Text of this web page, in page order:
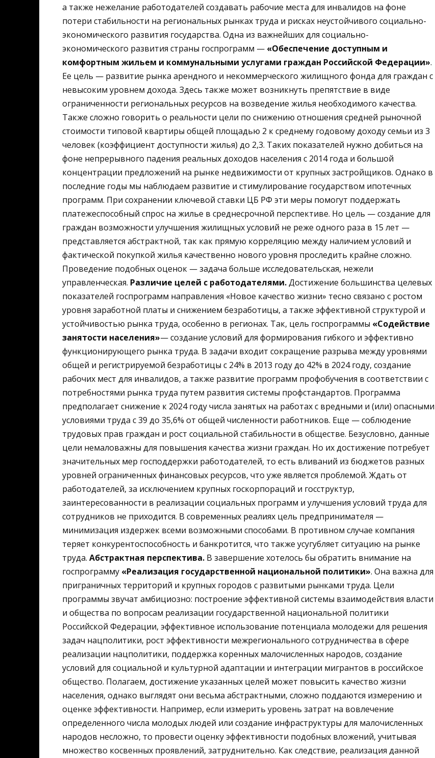
а также нежелание работодателей создавать рабочие места для инвалидов на фоне
потери стабильности на региональных рынках труда и рисках неустойчивого социально-
экономического развития государства. Одна из важнейших для социально-
экономического развития страны госпрограмм — «Обеспечение доступным и
комфортным жильем и коммунальными услугами граждан Российской Федерации».
Ее цель — развитие рынка арендного и некоммерческого жилищного фонда для граждан с
невысоким уровнем дохода. Здесь также может возникнуть препятствие в виде
ограниченности региональных ресурсов на возведение жилья необходимого качества.
Также сложно говорить о реальности цели по снижению отношения средней рыночной
стоимости типовой квартиры общей площадью 2 к среднему годовому доходу семьи из 3
человек (коэффициент доступности жилья) до 2,3. Таких показателей нужно добиться на
фоне непрерывного падения реальных доходов населения с 2014 года и большой
концентрации предложений на рынке недвижимости от крупных застройщиков. Однако в
последние годы мы наблюдаем развитие и стимулирование государством ипотечных
программ. При сохранении ключевой ставки ЦБ РФ эти меры помогут поддержать
платежеспособный спрос на жилье в среднесрочной перспективе. Но цель — создание для
граждан возможности улучшения жилищных условий не реже одного раза в 15 лет —
представляется абстрактной, так как прямую корреляцию между наличием условий и
фактической покупкой жилья качественно нового уровня проследить крайне сложно.
Проведение подобных оценок — задача больше исследовательская, нежели
управленческая. Различие целей с работодателями.Достижение большинства целевых
показателей госпрограмм направления «Новое качество жизни» тесно связано с ростом
уровня заработной платы и снижением безработицы, а также эффективной структурой и
устойчивостью рынка труда, особенно в регионах. Так, цель госпрограммы «Содействие
занятости населения»— создание условий для формирования гибкого и эффективно
функционирующего рынка труда. В задачи входит сокращение разрыва между уровнями
общей и регистрируемой безработицы с 24% в 2013 году до 42% в 2024 году, создание
рабочих мест для инвалидов, а также развитие программ профобучения в соответствии с
потребностями рынка труда путем развития системы профстандартов. Программа
предполагает снижение к 2024 году числа занятых на работах с вредными и (или) опасными
условиями труда с 39 до 35,6% от общей численности работников. Еще — соблюдение
трудовых прав граждан и рост социальной стабильности в обществе. Безусловно, данные
цели немаловажны для повышения качества жизни граждан. Но их достижение потребует
значительных мер господдержки работодателей, то есть вливаний из бюджетов разных
уровней ограниченных финансовых ресурсов, что уже является проблемой. Ждать от
работодателей, за исключением крупных госкорпораций и госструктур,
заинтересованности в реализации социальных программ и улучшения условий труда для
сотрудников не приходится. В современных реалиях цель предпринимателя —
минимизация издержек всеми возможными способами. В противном случае компания
теряет конкурентоспособность и банкротится, что также усугубляет ситуацию на рынке
труда. Абстрактная перспектива. В завершение хотелось бы обратить внимание на
госпрограмму «Реализация государственной национальной политики». Она важна для
приграничных территорий и крупных городов с развитыми рынками труда. Цели
программы звучат амбициозно: построение эффективной системы взаимодействия власти
и общества по вопросам реализации государственной национальной политики
Российской Федерации, эффективное использование потенциала молодежи для решения
задач нацполитики, рост эффективности межрегионального сотрудничества в сфере
реализации нацполитики, поддержка коренных малочисленных народов, создание
условий для социальной и культурной адаптации и интеграции мигрантов в российское
общество. Полагаем, достижение указанных целей может повысить качество жизни
населения, однако выглядят они весьма абстрактными, сложно поддаются измерению и
оценке эффективности. Например, если измерить уровень затрат на вовлечение
определенного числа молодых людей или создание инфраструктуры для малочисленных
народов несложно, то провести оценку эффективности подобных вложений, учитывая
множество косвенных проявлений, затруднительно. Как следствие, реализация данной